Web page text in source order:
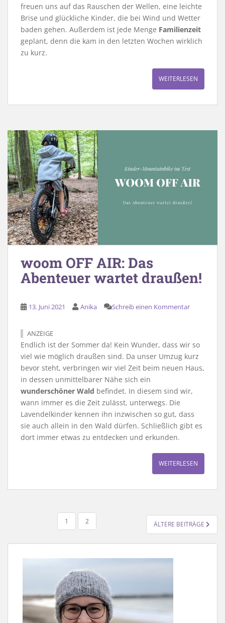
freuen uns auf das Rauschen der Wellen, eine leichte
Brise und glückliche Kinder, die bei Wind und Wetter
baden gehen. Außerdem ist jede Menge Familienzeit
geplant, denn die kam in den letzten Wochen wirklich
zu kurz.
WEITERLESEN
woom OFF AIR: Das
Abenteuer wartet draußen!
13. Juni 2021 Anika Schreib einen Kommentar
ANZEIGE
Endlich ist der Sommer da! Kein Wunder, dass wir so
viel wie möglich draußen sind. Da unser Umzug kurz
bevor steht, verbringen wir viel Zeit beim neuen Haus,
in dessen unmittelbarer Nähe sich ein
wunderschöner Wald befindet. In diesem sind wir,
wann immer es die Zeit zulässt, unterwegs. Die
Lavendelkinder kennen ihn inzwischen so gut, dass
sie auch allein in den Wald dürfen. Schließlich gibt es
dort immer etwas zu entdecken und erkunden.
WEITERLESEN
SEITENNUMMERIERUNG
BEITRÄGE
1 2 ÄLTERE BEITRÄGE